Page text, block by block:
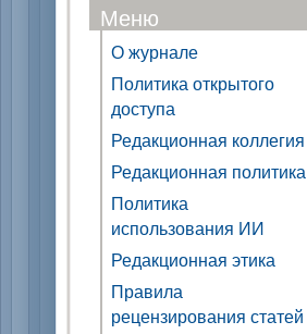
Меню
О журнале
Политика открытого
доступа
Редакционная коллегия
Редакционная политика
Политика
использования ИИ
Редакционная этика
Правила
рецензирования статей